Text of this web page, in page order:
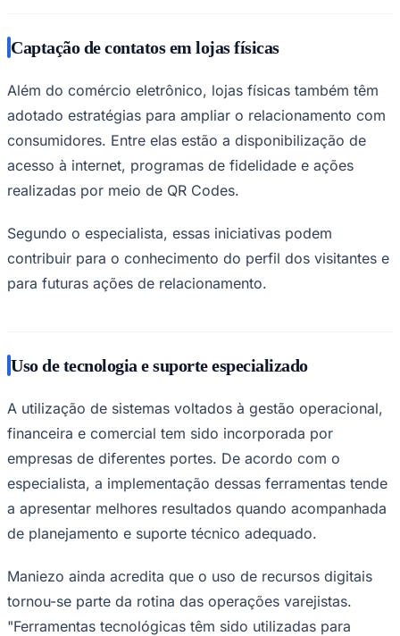
Santos
Captação de contatos em lojas físicas
Além do comércio eletrônico, lojas físicas também têm
adotado estratégias para ampliar o relacionamento com
consumidores. Entre elas estão a disponibilização de
acesso à internet, programas de fidelidade e ações
realizadas por meio de QR Codes.
Segundo o especialista, essas iniciativas podem
contribuir para o conhecimento do perfil dos visitantes e
para futuras ações de relacionamento.
Uso de tecnologia e suporte especializado
A utilização de sistemas voltados à gestão operacional,
financeira e comercial tem sido incorporada por
empresas de diferentes portes. De acordo com o
especialista, a implementação dessas ferramentas tende
a apresentar melhores resultados quando acompanhada
de planejamento e suporte técnico adequado.
Maniezo ainda acredita que o uso de recursos digitais
tornou-se parte da rotina das operações varejistas.
"Ferramentas tecnológicas têm sido utilizadas para